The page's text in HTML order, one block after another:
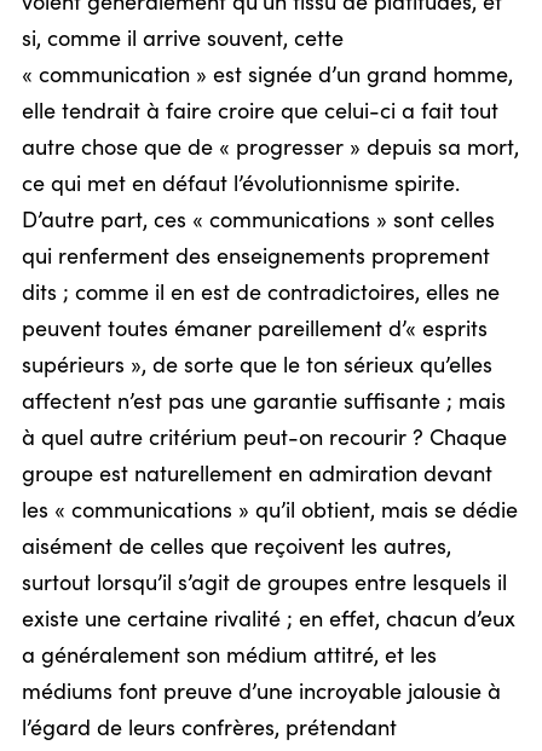
si, comme il arrive souvent, cette
« communication » est signée d’un grand homme,
elle tendrait à faire croire que celui-ci a fait tout
autre chose que de « progresser » depuis sa mort,
ce qui met en défaut l’évolutionnisme spirite.
D’autre part, ces « communications » sont celles
qui renferment des enseignements proprement
dits ; comme il en est de contradictoires, elles ne
peuvent toutes émaner pareillement d’« esprits
supérieurs », de sorte que le ton sérieux qu’elles
affectent n’est pas une garantie suffisante ; mais
à quel autre critérium peut-on recourir ? Chaque
groupe est naturellement en admiration devant
les « communications » qu’il obtient, mais se dédie
aisément de celles que reçoivent les autres,
surtout lorsqu’il s’agit de groupes entre lesquels il
existe une certaine rivalité ; en effet, chacun d’eux
a généralement son médium attitré, et les
médiums font preuve d’une incroyable jalousie à
l’égard de leurs confrères, prétendant